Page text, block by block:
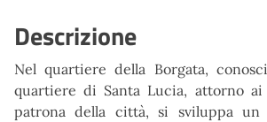
Descrizione
Nel quartiere della Borgata,
quartiere di Santa Lucia, attorno ai
patrona della città, si sviluppa un